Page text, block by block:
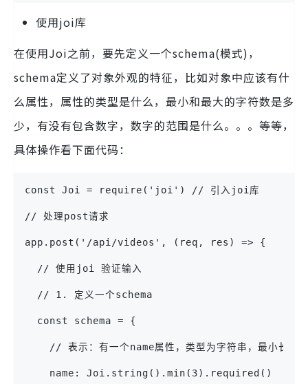
使用joi库
在使用Joi之前，要先定义一个schema(模式)，
schema定义了对象外观的特征，比如对象中应该有什
么属性，属性的类型是什么，最小和最大的字符数是多
少，有没有包含数字，数字的范围是什么。。。等等，
具体操作看下面代码：
const Joi = require('joi') // 引入joi库
// 处理post请求
app.post('/api/videos', (req, res) => {
  // 使用joi 验证输入
  // 1. 定义一个schema
  const schema = {
// 表示：有一个name属性，类型为字符串，最小长度
    name: Joi.string().min(3).required()